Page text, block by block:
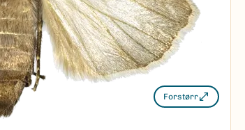
Forstørr